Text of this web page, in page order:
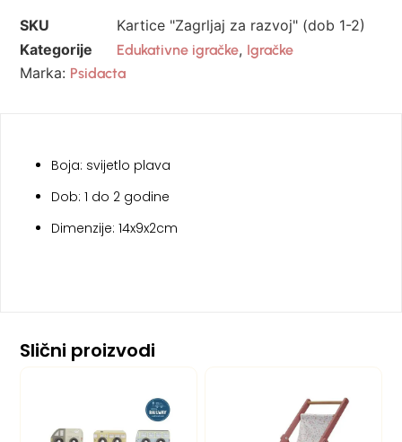
SKU
Kartice "Zagrljaj za razvoj" (dob 1-2)
Kategorije
Edukativne igračke, Igračke
Marka: Psidacta
Boja: svijetlo plava
Dob: 1 do 2 godine
Dimenzije: 14x9x2cm
Slični proizvodi